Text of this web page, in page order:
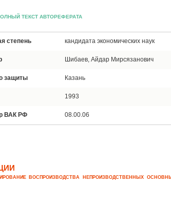
ТЕКСТ АВТОРЕФЕРАТА
степень кандидата экономических наук
Шибаев, Айдар Мирсязанович
защиты Казань
1993
ВАК РФ 08.00.06
ВОСПРОИЗВОДСТВА НЕПРОИЗВОДСТВЕННЫХ